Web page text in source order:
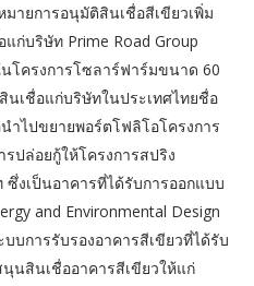
ายการอนุมัติสินเชื่อสีเขียวเพิ่ม
ก่บริษัท Prime Road Group
โครงการโซลาร์ฟาร์มขนาด 60
นเชื่อแก่บริษัทในประเทศไทยชื่อ
ำไปขยายพอร์ตโฟลิโอโครงการ
ปล่อยกู้ให้โครงการสปริง
งเป็นอาคารที่ได้รับการออกแบบ
and Environmental Design
บการรับรองอาคารสีเขียวที่ได้รับ
นสินเชื่ออาคารสีเขียวให้แก่